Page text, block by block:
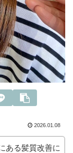
2026.01.08
ある髪質改善に